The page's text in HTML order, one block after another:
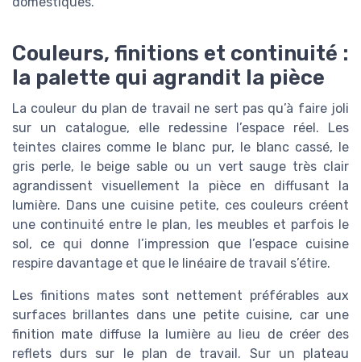
Couleurs, finitions et continuité :
la palette qui agrandit la pièce
La couleur du plan de travail ne sert pas qu’à faire joli
sur un catalogue, elle redessine l’espace réel. Les
teintes claires comme le blanc pur, le blanc cassé, le
gris perle, le beige sable ou un vert sauge très clair
agrandissent visuellement la pièce en diffusant la
lumière. Dans une cuisine petite, ces couleurs créent
une continuité entre le plan, les meubles et parfois le
sol, ce qui donne l’impression que l’espace cuisine
respire davantage et que le linéaire de travail s’étire.
Les finitions mates sont nettement préférables aux
surfaces brillantes dans une petite cuisine, car une
finition mate diffuse la lumière au lieu de créer des
reflets durs sur le plan de travail. Sur un plateau